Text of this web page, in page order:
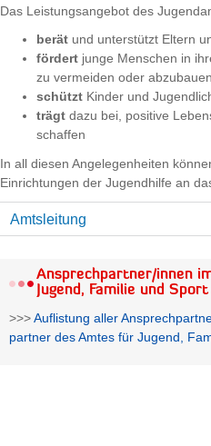
Das Leistungsangebot des
berät und unterstützt Eltern
fördert junge Menschen in
zu vermeiden oder abzubauen
schützt Kinder und
trägt dazu bei, positive
schaffen
In all diesen Angelegenheiten
Einrichtungen der Jugendhilfe an
Amtsleitung
Ansprechpartner/innen
Jugend, Familie und Sport
>>>Auflistung aller
partner des Amtes für Jugend,